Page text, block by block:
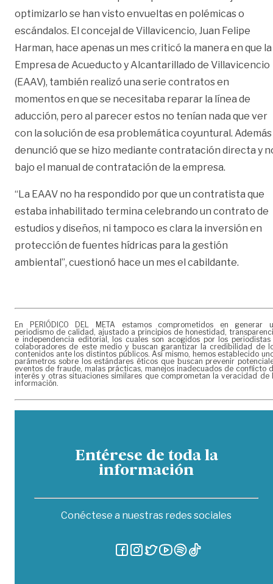
optimizarlo se han visto envueltas en polémicas o
escándalos. El concejal de Villavicencio, Juan Felipe
Harman, hace apenas un mes criticó la manera en que la
Empresa de Acueducto y Alcantarillado de Villavicencio
(EAAV), también realizó una serie contratos en
momentos en que se necesitaba reparar la línea de
aducción, pero al parecer estos no tenían nada que ver
con la solución de esa problemática coyuntural. Además
denunció que se hizo mediante contratación directa y
bajo el manual de contratación de la empresa.
“La EAAV no ha respondido por que un contratista que
estaba inhabilitado termina celebrando un contrato de
estudios y diseños, ni tampoco es clara la inversión en
protección de fuentes hídricas para la gestión
ambiental”, cuestionó hace un mes el cabildante.
En PERIÓDICO DEL META estamos comprometidos en generar
periodismo de calidad, ajustado a principios de honestidad,
e independencia editorial, los cuales son acogidos por los periodistas
colaboradores de este medio y buscan garantizar la credibilidad de
contenidos ante los distintos públicos. Así mismo, hemos establecido
parámetros sobre los estándares éticos que buscan prevenir
eventos de fraude, malas prácticas, manejos inadecuados de conflicto
interés y otras situaciones similares que comprometan la veracidad de
información.
Entérese de toda la
información
Conéctese a nuestras redes sociales